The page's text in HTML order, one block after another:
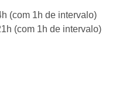
(com 1h de intervalo)
(com 1h de intervalo)